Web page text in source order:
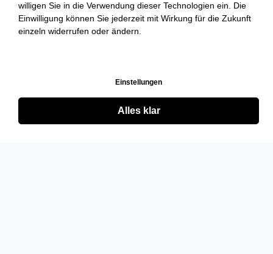
willigen Sie in die Verwendung dieser Technologien ein. Die
Einwilligung können Sie jederzeit mit Wirkung für die Zukunft
einzeln widerrufen oder ändern.
Einstellungen
Alles klar